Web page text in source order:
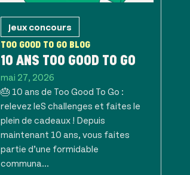
Jeux concours
TOO GOOD TO GO BLOG
10 ANS TOO GOOD TO GO
mai 27, 2026
🎂 10 ans de Too Good To Go :
relevez leS challenges et faites le
plein de cadeaux ! Depuis
maintenant 10 ans, vous faites
partie d’une formidable
communa...